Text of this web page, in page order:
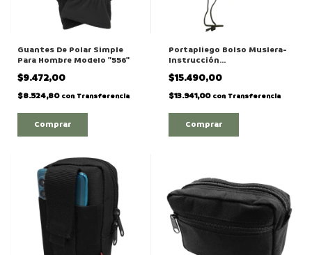
Guantes De Polar Simple
Para Hombre Modelo "556"
$9.472,00
$8.524,80 con Transferencia
Comprar
Portapliego Bolso Muslera-
Instrucción
Ejercito/gendarmería
$15.490,00
$13.941,00 con Transferencia
Comprar